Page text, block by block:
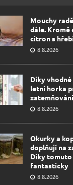
Mouchy
dále. Kromě
citron s
8.8.2026
Díky
letní horka
8.8.2026
Okurky a
doplňují na
Díky
fantasticky
8.8.2026